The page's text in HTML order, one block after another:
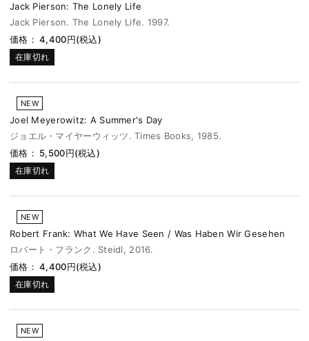
Jack Pierson: The Lonely Life
Jack Pierson. The Lonely Life. 1997.
価格： 4,400円(税込)
在庫切れ
NEW
Joel Meyerowitz: A Summer's Day
ジョエル・マイヤーウィッツ. Times Books, 1985.
価格： 5,500円(税込)
在庫切れ
NEW
Robert Frank: What We Have Seen / Was Haben Wir Gesehen
ロバート・フランク. Steidl, 2016.
価格： 4,400円(税込)
在庫切れ
NEW